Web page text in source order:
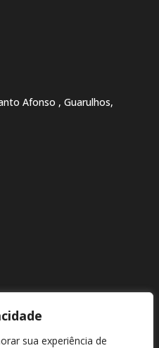
sua experiência de
Afonso , Guarulhos,